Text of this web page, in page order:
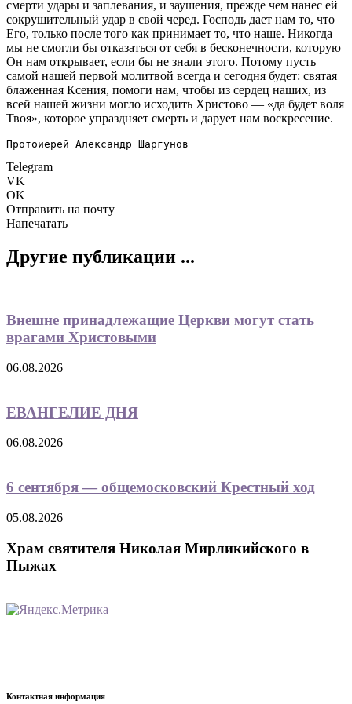
смерти удары и заплевания, и заушения, прежде чем нанес ей
сокрушительный удар в свой черед. Господь дает нам то, что
Его, только после того как принимает то, что наше. Никогда
мы не смогли бы отказаться от себя в бесконечности, которую
Он нам открывает, если бы не знали этого. Потому пусть
самой нашей первой молитвой всегда и сегодня будет: святая
блаженная Ксения, помоги нам, чтобы из сердец наших, из
всей нашей жизни могло исходить Христово — «да будет воля
Твоя», которое упраздняет смерть и дарует нам воскресение.
Протоиерей Александр Шаргунов
Telegram
VK
OK
Отправить на почту
Напечатать
Другие публикации ...
Внешне принадлежащие Церкви могут стать
врагами Христовыми
06.08.2026
ЕВАНГЕЛИЕ ДНЯ
06.08.2026
6 сентября — общемосковский Крестный ход
05.08.2026
Храм святителя Николая Мирликийского в
Пыжах
Контактная информация